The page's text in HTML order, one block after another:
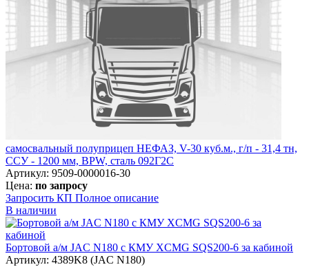
самосвальный полуприцеп НЕФАЗ, V-30 куб.м., г/п - 31,4 тн,
ССУ - 1200 мм, BPW, сталь 092Г2С
Артикул: 9509-0000016-30
Цена: по запросу
Запросить КП Полное описание
В наличии
Бортовой а/м JAC N180 c КМУ XCMG SQS200-6 за кабиной
Артикул: 4389K8 (JAC N180)